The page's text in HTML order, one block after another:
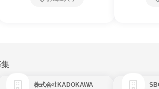
集
株式会社KADOKAWA